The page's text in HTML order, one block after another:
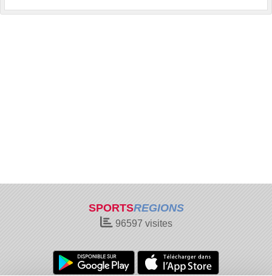
SPORTSREGIONS
96597 visites